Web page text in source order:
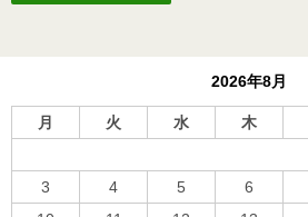
2026年8月
月 火 水 木
3
4 5 6